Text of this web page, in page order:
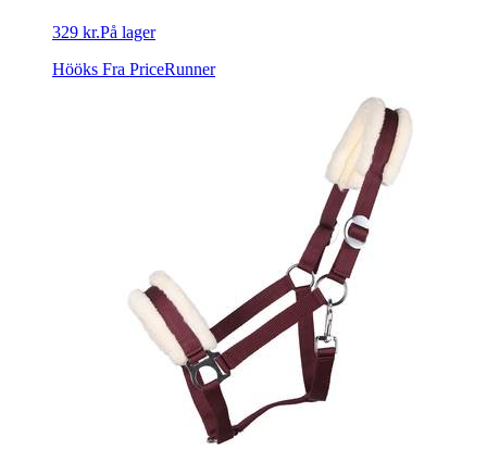
329 kr.På lager
Hööks Fra PriceRunner